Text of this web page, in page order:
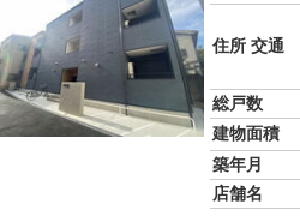
住所 交通
総戸数
建物面積
築年月
店舗名